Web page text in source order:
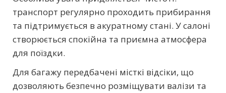
транспорт регулярно проходить прибирання
та підтримується в акуратному стані. У салоні
створюється спокійна та приємна атмосфера
для поїздки.
Для багажу передбачені місткі відсіки, що
дозволяють безпечно розміщувати валізи та